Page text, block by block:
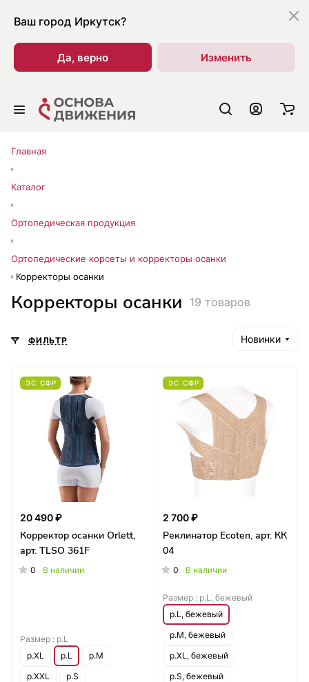
Ваш город Иркутск?
Да, верно Изменить
Главная
Каталог
Ортопедическая продукция
Ортопедические корсеты и корректоры осанки
Корректоры осанки
Корректоры осанки 19 товаров
ФИЛЬТР Новинки
ЭС СФР
20 490 ₽
Корректор осанки Orlett,
арт. TLSO 361F
0 В наличии
Размер : р.L
р.XL
р.L
р.M
р.XXL
р.S
ЭС СФР
2 700 ₽
Реклинатор Ecoten, арт. КК
04
0 В наличии
Размер : р.L, бежевый
р.L, бежевый
р.M, бежевый
р.XL, бежевый
р.S, бежевый